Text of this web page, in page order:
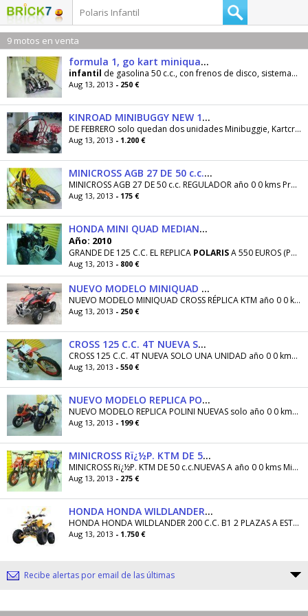
9 motos en venta
formula 1, go kart miniquad, car, kart
infantil de gasolina 50 c.c., con frenos de disco, sistemas de seguridad anti impactos, aleron aerodinámico
Aug 13, 2013 - 250 €
KINROAD MINIBUGGY NEW 125 VELOCIDAD MODULABLE
DE FEBRERO solo quedan dos unidades Minibuggie, Kartcross
Aug 13, 2013 - 1.200 €
MINICROSS AGB 27 DE 50 c.c. REGULADOR
MINICROSS AGB 27 DE 50 c.c. REGULADOR año 0 0 kms Precio llevandote las dos unidades que quedan, una en Naranja y la otra en azul (175 euros cada...
Aug 13, 2013 - 175 €
HONDA MINI QUAD MEDIANO NUEVO A ESTRENAR, REG. VELOCIDAD
Año: 2010
GRANDE DE 125 C.C. EL REPLICA POLARISA 550 EUROS (PONEMOS FOTOS EN EL ANUNCIO)LIQUIDACIÓN MINIQUAD
Aug 13, 2013 - 800 €
NUEVO MODELO MINIQUAD CROSS RÉPLICA KTM
NUEVO MODELO MINIQUAD CROSS RÉPLICA KTM año 0 0 kms Ya a la venta el nuevo miniquad de 50c.c. con muy buenas calidades y un diseño imnovador,...
Aug 13, 2013 - 250 €
CROSS 125 C.C. 4T NUEVA SOLO UNA UNIDAD
CROSS 125 C.C. 4T NUEVA SOLO UNA UNIDAD año 0 0 kms . Mot de cross de 125 c.c. 4 T , 4 Marchas, frenos hidraúlicos, ruedas de tacos y llantas de...
Aug 13, 2013 - 550 €
NUEVO MODELO REPLICA POLINI NUEVAS solo
NUEVO MODELO REPLICA POLINI NUEVAS solo año 0 0 kms .NUEVO MODELO DISPONIBLE DE LA RÉPLICA POLINI, MUY MUY BONITAS Y CON CALIDAD MEJORADA, NO TE...
Aug 13, 2013 - 199 €
MINICROSS Rï¿½P. KTM DE 50 c.c.NUEVAS A
MINICROSS Rï¿½P. KTM DE 50 c.c.NUEVAS A año 0 0 kms Minimoto de cross de 50 c.c. 2 Tiempos(GASOLINA) , Pull Start, Velocidad Maxima 60 km/h...
Aug 13, 2013 - 275 €
HONDA HONDA WILDLANDER 200 C.C. B1 2 PLAZAS A ESTRENAR
HONDA HONDA WILDLANDER 200 C.C. B1 2 PLAZAS A ESTRENAR año 0 0 kms HOMOLOGADO PARA DOS PLAZAS Y VALIDO CON CARNET DE COCHE MIRA AQUÍ SU FICHA...
Aug 13, 2013 - 1.750 €
Recibe alertas por email de las últimas